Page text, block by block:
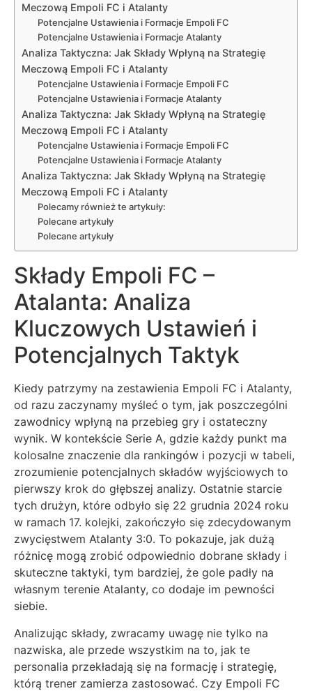
Meczową Empoli FC i Atalanty
Potencjalne Ustawienia i Formacje Empoli FC
Potencjalne Ustawienia i Formacje Atalanty
Analiza Taktyczna: Jak Składy Wpłyną na Strategię
Meczową Empoli FC i Atalanty
Potencjalne Ustawienia i Formacje Empoli FC
Potencjalne Ustawienia i Formacje Atalanty
Analiza Taktyczna: Jak Składy Wpłyną na Strategię
Meczową Empoli FC i Atalanty
Potencjalne Ustawienia i Formacje Empoli FC
Potencjalne Ustawienia i Formacje Atalanty
Analiza Taktyczna: Jak Składy Wpłyną na Strategię
Meczową Empoli FC i Atalanty
Polecamy również te artykuły:
Polecane artykuły
Polecane artykuły
Składy Empoli FC –
Atalanta: Analiza
Kluczowych Ustawień i
Potencjalnych Taktyk
Kiedy patrzymy na zestawienia Empoli FC i Atalanty,
od razu zaczynamy myśleć o tym, jak poszczególni
zawodnicy wpłyną na przebieg gry i ostateczny
wynik. W kontekście Serie A, gdzie każdy punkt ma
kolosalne znaczenie dla rankingów i pozycji w tabeli,
zrozumienie potencjalnych składów wyjściowych to
pierwszy krok do głębszej analizy. Ostatnie starcie
tych drużyn, które odbyło się 22 grudnia 2024 roku
w ramach 17. kolejki, zakończyło się zdecydowanym
zwycięstwem Atalanty 3:0. To pokazuje, jak dużą
różnicę mogą zrobić odpowiednio dobrane składy i
skuteczne taktyki, tym bardziej, że gole padły na
własnym terenie Atalanty, co dodaje im pewności
siebie.
Analizując składy, zwracamy uwagę nie tylko na
nazwiska, ale przede wszystkim na to, jak te
personalia przekładają się na formację i strategię,
którą trener zamierza zastosować. Czy Empoli FC